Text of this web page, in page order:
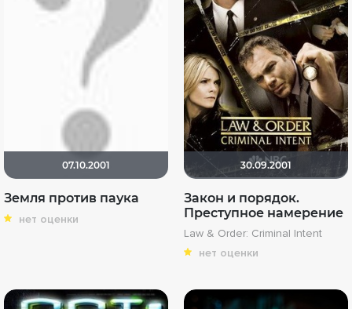
07.10.2001
Земля против паука
нет оценки
30.09.2001
Закон и порядок.
Преступное намерение
Law & Order: Criminal Intent
нет оценки